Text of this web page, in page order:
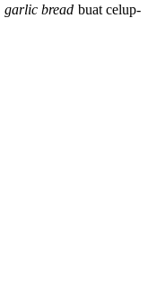
garlic bread buat celup-